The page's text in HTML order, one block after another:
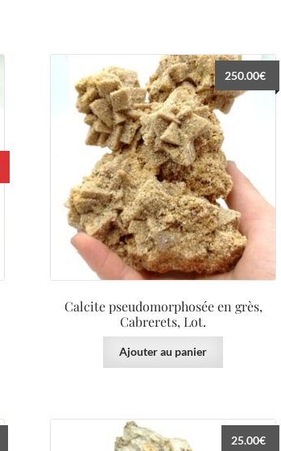
Calcite pseudomorphosée en grès,
Cabrerets, Lot.
250.00€
Ajouter au panier
25.00€